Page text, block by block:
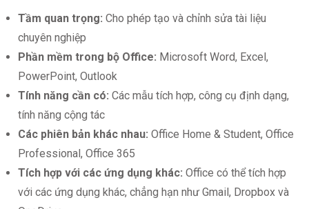
Tầm quan trọng: Cho phép tạo và chỉnh sửa tài liệu
chuyên nghiệp
Phần mềm trong bộ Office: Microsoft Word, Excel,
PowerPoint, Outlook
Tính năng cần có: Các mẫu tích hợp, công cụ định dạng,
tính năng cộng tác
Các phiên bản khác nhau: Office Home & Student, Office
Professional, Office 365
Tích hợp với các ứng dụng khác: Office có thể tích hợp
với các ứng dụng khác, chẳng hạn như Gmail, Dropbox và